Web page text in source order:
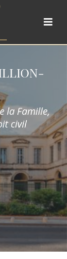
la Famille,
civil